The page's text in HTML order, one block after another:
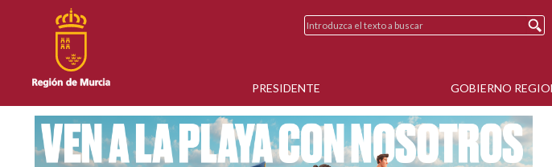
PRESIDENTE GOBIERNO